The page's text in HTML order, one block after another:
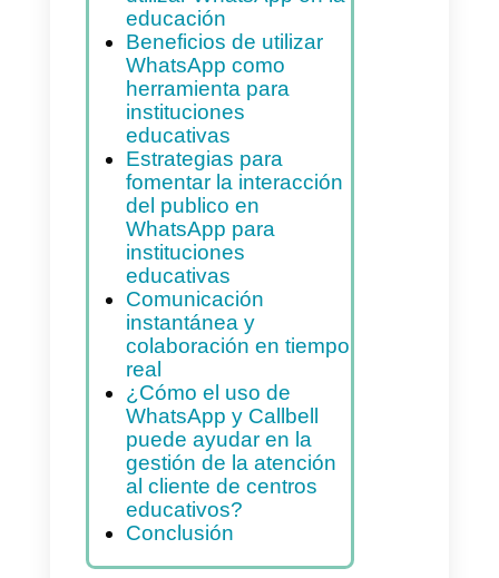
¿Cómo aprovechar
WhatsApp para la
educación de manera
efectiva?
Mejores prácticas para
utilizar WhatsApp en la
educación
Beneficios de utilizar
WhatsApp como
herramienta para
instituciones
educativas
Estrategias para
fomentar la interacción
del publico en
WhatsApp para
instituciones
educativas
Comunicación
instantánea y